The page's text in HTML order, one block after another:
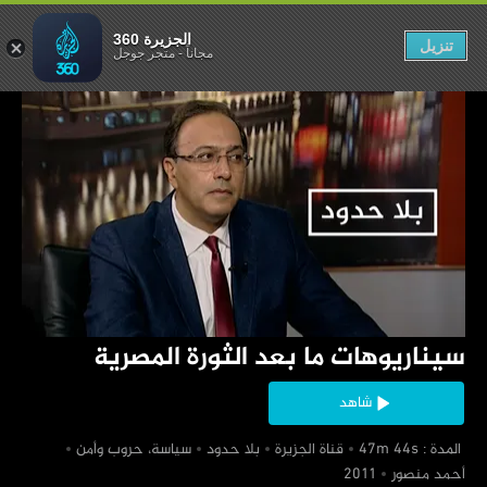
‏سيناريوهات ما بعد الثورة المصرية
شاهد
‏ المدة : 47m 44s
‏قناة الجزيرة ‏بلا حدود
‏سياسة، حروب وأمن
‏أحمد منصور
الثورة المصرية
الجزيرة 360
مجاناً-متجر جوجل تنزيل